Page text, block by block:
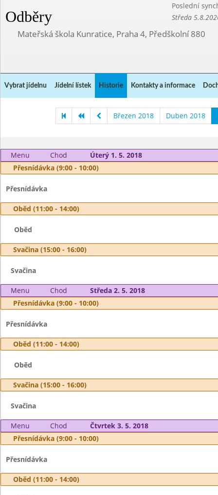
Odběry
Poslední
Středa
Mateřská škola Kunratice, Praha 4, Předškolní 880
Vybrat jídelnu Jídelní lístek Historie Kontakty a informace
Březen 2018 Duben 2018
Menu Chod
Úterý 1. 5. 2018
Přesnídávka (9:00 - 10:00)
Přesnídávka
Oběd (11:00 - 14:00)
Oběd
Svačina (15:00 - 16:00)
Svačina
Menu Chod
Středa 2. 5. 2018
Přesnídávka (9:00 - 10:00)
Přesnídávka
Oběd (11:00 - 14:00)
Oběd
Svačina (15:00 - 16:00)
Svačina
Menu Chod
Čtvrtek 3. 5. 2018
Přesnídávka (9:00 - 10:00)
Přesnídávka
Oběd (11:00 - 14:00)